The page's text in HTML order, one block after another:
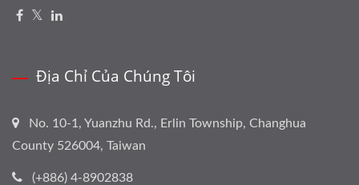
Địa Chỉ Của Chúng Tôi
No. 10-1, Yuanzhu Rd., Erlin Township, Changhua
County 526004, Taiwan
(+886) 4-8902838